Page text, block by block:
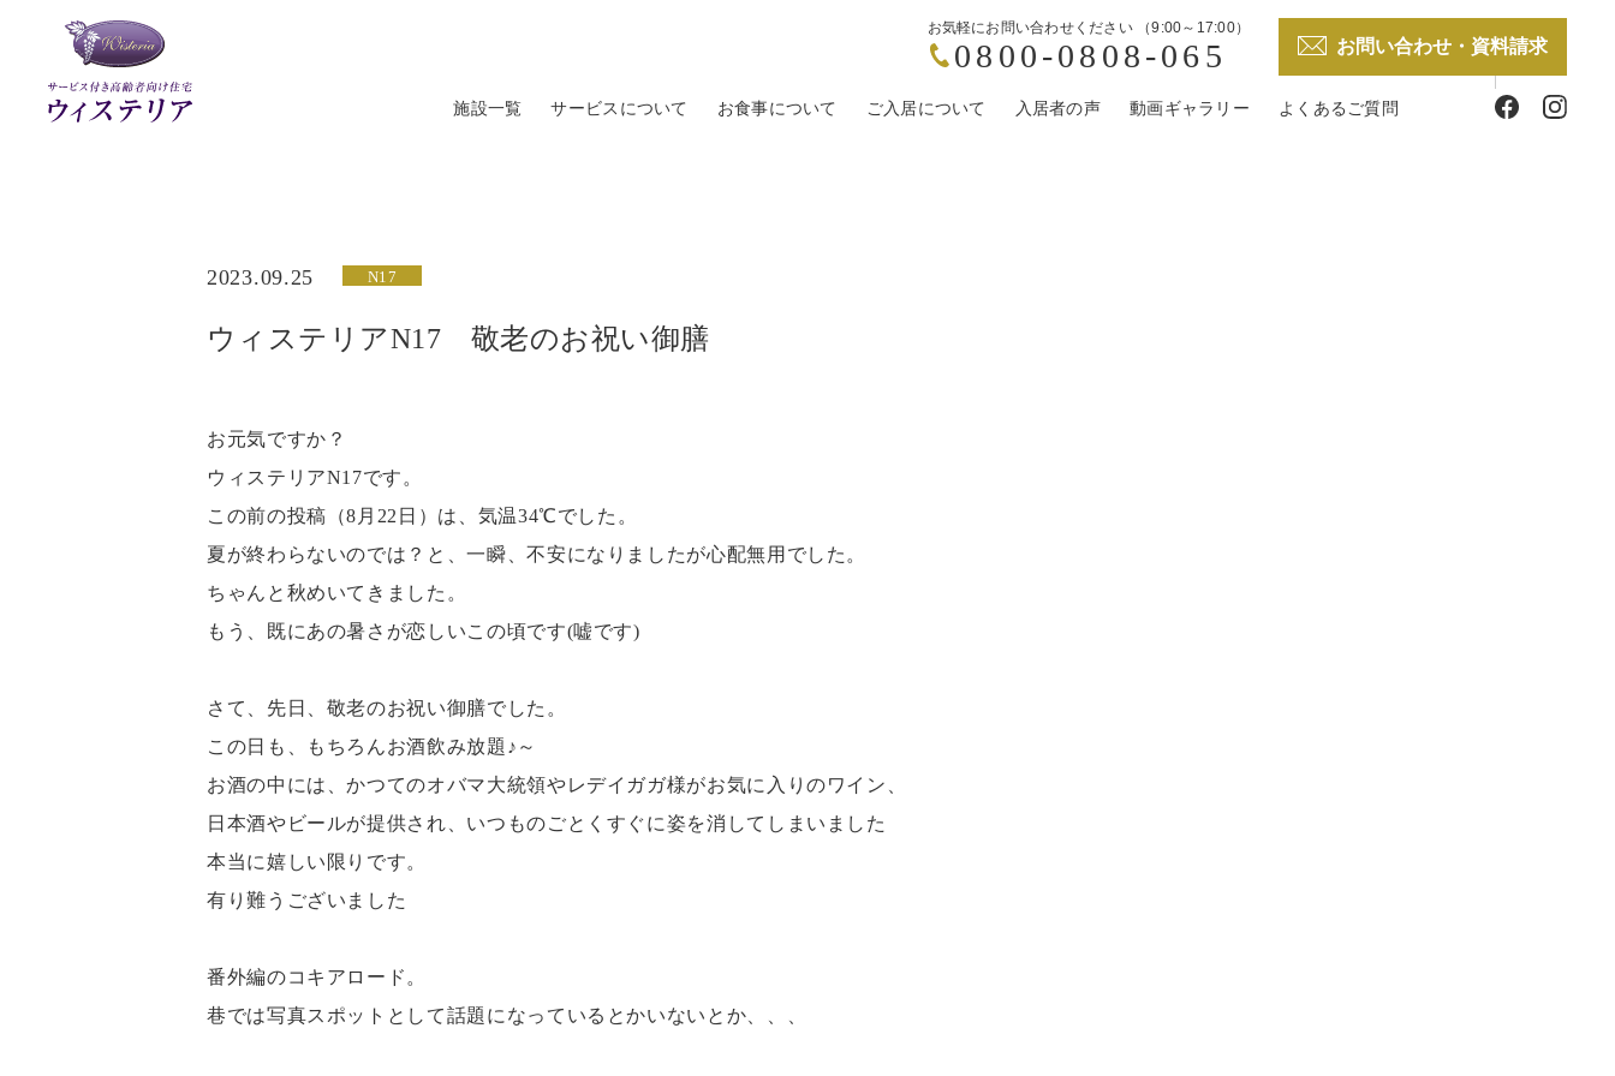
施設一覧
ウィステリア南1条 ウィステリアN17 ウィステリア清田 ウィステリア小樽稲穂
サービスについて お食事について ご入居について 入居者の声 動画ギャラリー よくあるご質問
2023.09.25 N17
ウィステリアN17 敬老のお祝い御膳
お元気ですか？
ウィステリアN17です。
この前の投稿（8月22日）は、気温34℃でした。
夏が終わらないのでは？と、一瞬、不安になりましたが心配無用でした。
ちゃんと秋めいてきました。
もう、既にあの暑さが恋しいこの頃です(嘘です)
さて、先日、敬老のお祝い御膳でした。
この日も、もちろんお酒飲み放題♪～
お酒の中には、かつてのオバマ大統領やレデイガガ様がお気に入りのワイン、
日本酒やビールが提供され、いつものごとくすぐに姿を消してしまいました
本当に嬉しい限りです。
有り難うございました
番外編のコキアロード。
巷では写真スポットとして話題になっているとかいないとか、、、
お気軽にお問い合わせください （9:00～17:00）
0800-0808-065 お問い合わせ・資料請求